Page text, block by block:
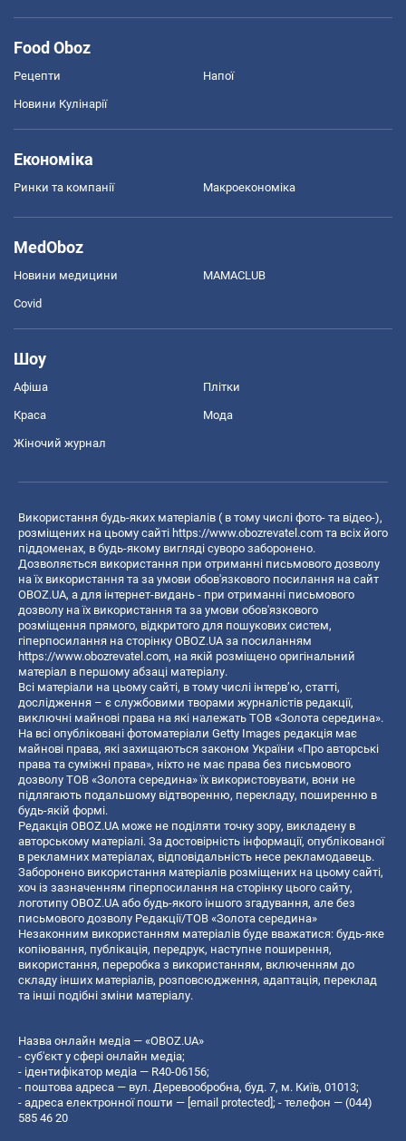
Food Oboz
Рецепти Напої
Новини Кулінарії
Економіка
Ринки та компанії Макроекономіка
MedOboz
Новини медицини MAMACLUB
Covid
Шоу
Афіша Плітки
Краса Мода
Жіночий журнал
Використання будь-яких матеріалів ( в тому числі фото- та відео-),
розміщених на цьому сайті https://www.obozrevatel.com та всіх його
піддоменах, в будь-якому вигляді суворо заборонено.
Дозволяється використання при отриманні письмового дозволу
на їх використання та за умови обов'язкового посилання на сайт
OBOZ.UA, а для інтернет-видань - при отриманні письмового
дозволу на їх використання та за умови обов'язкового
розміщення прямого, відкритого для пошукових систем,
гіперпосилання на сторінку OBOZ.UA за посиланням
https://www.obozrevatel.com, на якій розміщено оригінальний
матеріал в першому абзаці матеріалу.
Всі матеріали на цьому сайті, в тому числі інтерв’ю, статті,
дослідження – є службовими творами журналістів редакції,
виключні майнові права на які належать ТОВ «Золота середина».
На всі опубліковані фотоматеріали Getty Images редакція має
майнові права, які захищаються законом України «Про авторські
права та суміжні права», ніхто не має права без письмового
дозволу ТОВ «Золота середина» їх використовувати, вони не
підлягають подальшому відтворенню, перекладу, поширенню в
будь-якій формі.
Редакція OBOZ.UA може не поділяти точку зору, викладену в
авторському матеріалі. За достовірність інформації, опублікованої
в рекламних матеріалах, відповідальність несе рекламодавець.
Заборонено використання матеріалів розміщених на цьому сайті,
хоч із зазначенням гіперпосилання на сторінку цього сайту,
логотипу OBOZ.UA або будь-якого іншого згадування, але без
письмового дозволу Редакції/ТОВ «Золота середина»
Незаконним використанням матеріалів буде вважатися: будь-яке
копiювання, публiкацiя, передрук, наступне поширення,
використання, переробка з використанням, включенням до
складу інших матеріалів, розповсюдження, адаптація, переклад
та інші подібні зміни матеріалу.
Назва онлайн медіа — «OBOZ.UA»
- суб'єкт у сфері онлайн медіа;
- ідентифікатор медіа — R40-06156;
- поштова адреса — вул. Деревообробна, буд. 7, м. Київ, 01013;
- адреса електронної пошти — [email protected] ; - телефон — (044)
585 46 20